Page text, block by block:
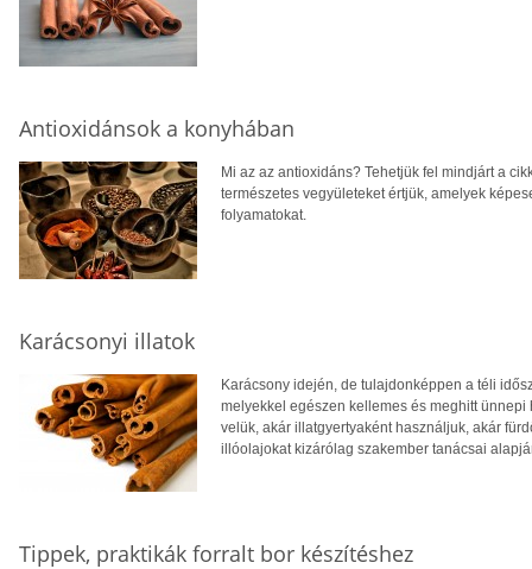
Antioxidánsok a konyhában
Mi az az antioxidáns? Tehetjük fel mindjárt a
természetes vegyületeket értjük, amelyek
folyamatokat.
Karácsonyi illatok
Karácsony idején, de tulajdonképpen a téli
melyekkel egészen kellemes és meghitt
velük, akár illatgyertyaként használjuk, akár
illóolajokat kizárólag szakember tanácsai
Tippek, praktikák forralt bor készítéshez